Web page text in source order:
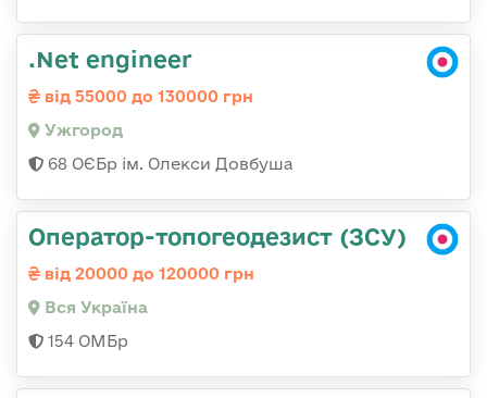
.Net engineer
від 55000 до 130000 грн
Ужгород
68 ОЄБр ім. Олекси Довбуша
Оператор-топогеодезист (ЗСУ)
від 20000 до 120000 грн
Вся Україна
154 ОМБр